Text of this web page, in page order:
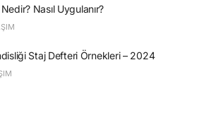
Nasıl Uygulanır?
Staj Defteri Örnekleri – 2024